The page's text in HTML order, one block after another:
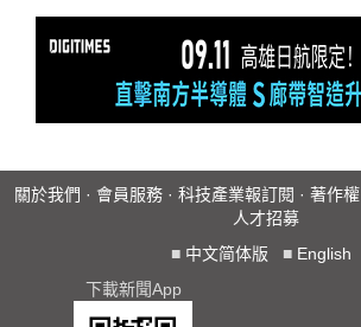
關於我們 · 會員服務 · 科技產業報訂閱 · 著作權
人才招募
■ 中文简体版 ■ English
下載新聞App